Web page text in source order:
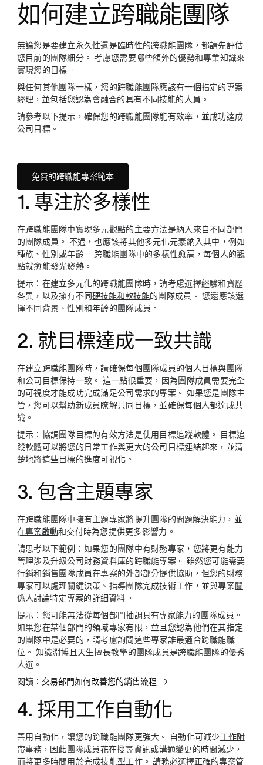
如何建立跨職能團隊
無論您是要建立永久性還是臨時性的跨職能團隊，都請先評估
您目前的團隊細分。 考慮您需要哪些額外的優勢和專業知識來
實現您的目標。
與任何其他團隊一樣，您的跨職能團隊應該有一個指定的專案
經理 ，並包括您認為會融合的具有不同技能的人員。
請參考以下提示，確保您的跨職能團隊能有效率，並成功達成
公司目標。
免費的跨職能專案範本
1. 專注於多樣性
在跨職能團隊中實現多元觀點的主要方法是納入來自不同部門
的團隊成員。 不過，也應該將其他多元化元素納入其中，例如
種族、性別或年齡。 跨職能團隊中的多樣性愈高，每個人的觀
點就愈能發光發熱。
提示： 在建立多元化的跨職能團隊時，請考慮選擇經驗和資歷
各異，以及擁有不同硬技能和軟技能的團隊成員。 您還應該選
擇不同背景、性別和年齡的團隊成員。
2. 就目標達成一致共識
在建立跨職能團隊時，請確保每個團隊成員的個人目標與團隊
和公司目標保持一致。 這一點很重要，因為團隊成員需要完全
的可視度才能成功完成滿足公司需求的專案。 如果您是團隊主
管，您可以幫助新成員瞭解共同目標，並確保每個人都達成共
識。
提示： 協調團隊目標的有效方法是使用目標追蹤軟體。 目標追
蹤軟體可以將您的日常工作與更大的公司目標連結起來，並清
楚地將這些目標的進度可視化。
3. 包含主題專家
在跨職能團隊中擁有主題專家將提升團隊的問題解決能力，並
在專案啟動和交付時為您提供更多影響力。
請思考以下範例：如果您的團隊中有財務專家，您將更有能力
管理涉及升級公司財務資料庫的跨職能專案。 雖然您可能需要
行銷和銷售團隊成員在專案的外部部分提供協助，但您的財務
專家可以處理關鍵決策、指導團隊完成技術工作，並與專案關
係人討論特定專案的詳細資料。
提示： 您可能無法從每個部門抽調具有專家能力的團隊成員。
如果您在某個部門的領域專家有限，並且您認為他們在其指定
的團隊中是必要的，請考慮詢問這些專家誰最適合跨職能職
位。 知識淵博且天生擅長教學的團隊成員是跨職能團隊的優秀
人選。
閱讀：交易部門如何改善您的銷售流程
4. 採用工作自動化
善用自動化，讓您的跨職能團隊更強大。 自動化可減少工作附
帶事務，因此團隊成員花在搜尋資訊或溝通變更的時間減少，
而將更多時間用於完成技能型工作。 請務必選擇正確的專案管